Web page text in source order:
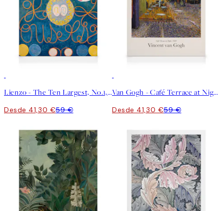
Lienzo - The Ten Largest, No.1, Childhood by Hilma af Klint
Desde 41,30 €59 €
Van Gogh - Café Terrace at Night Lienzo
Desde 41,30 €59 €